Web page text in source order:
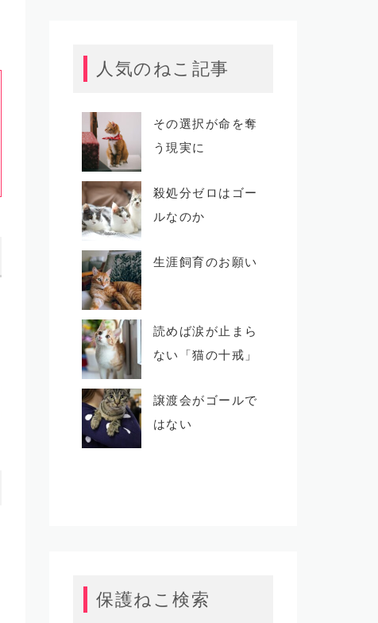
人気のねこ記事
その選択が命を奪
う現実に
殺処分ゼロはゴー
ルなのか
生涯飼育のお願い
読めば涙が止まら
ない「猫の十戒」
譲渡会がゴールで
はない
保護ねこ検索